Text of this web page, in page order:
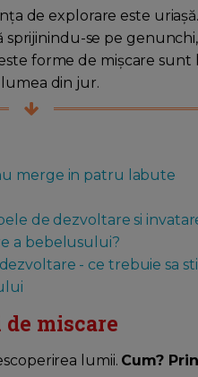
de explorare este
se pe
forme de mișcare sunt
din jur.
merge in patru labute
de dezvoltare si
a bebelusului?
- ce trebuie sa
miscare
lumii. Cum?